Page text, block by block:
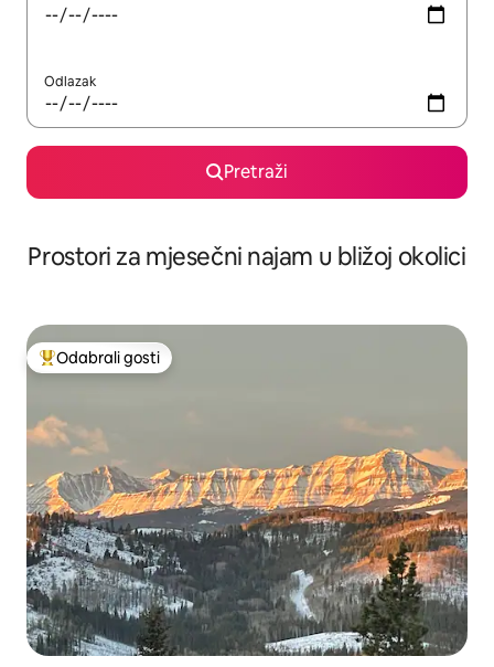
Odlazak
Pretraži
Prostori za mjesečni najam u bližoj okolici
Među najviše rangiranima s oznakom „Odabrali gosti”
Odabrali gosti